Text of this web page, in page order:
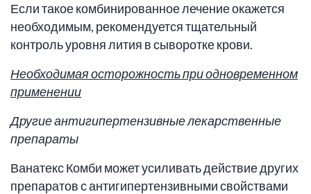
Если такое комбинированное лечение окажется
необходимым, рекомендуется тщательный
контроль уровня лития в сыворотке крови.
Необходимая осторожность при одновременном
применении
Другие антигипертензивные лекарственные
препараты
Ванатекс Комби может усиливать действие других
препаратов с антигипертензивными свойствами